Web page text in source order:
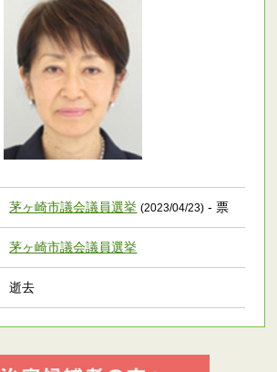
茅ヶ崎市議会議員選挙 (2023/04/23) - 票
茅ヶ崎市議会議員選挙
逝去